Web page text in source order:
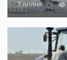
7 липня